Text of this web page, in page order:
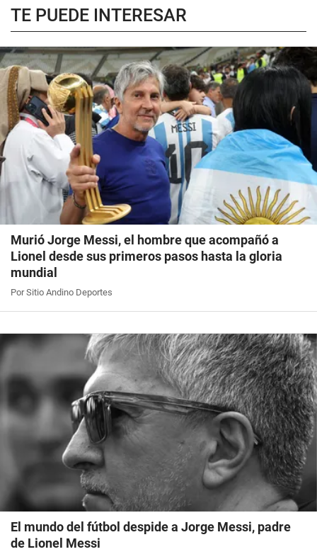
TE PUEDE INTERESAR
Murió Jorge Messi, el hombre que acompañó a
Lionel desde sus primeros pasos hasta la gloria
mundial
Por Sitio Andino Deportes
El mundo del fútbol despide a Jorge Messi, padre
de Lionel Messi